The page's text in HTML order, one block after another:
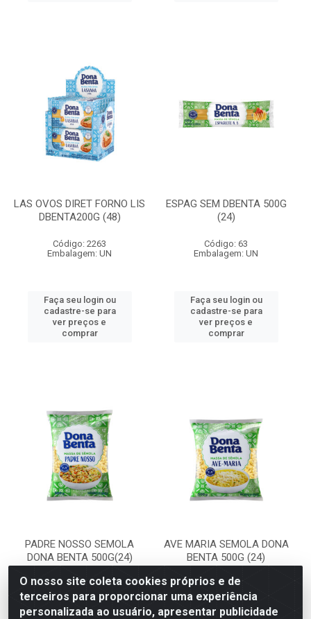
LAS OVOS DIRET FORNO LIS
DBENTA200G (48)
Código: 2263
Embalagem: UN
Faça seu login ou
cadastre-se para
ver preços e
comprar
ESPAG SEM DBENTA 500G
(24)
Código: 63
Embalagem: UN
Faça seu login ou
cadastre-se para
ver preços e
comprar
PADRE NOSSO SEMOLA
DONA BENTA 500G(24)
Código: 263700
Embalagem: UN
AVE MARIA SEMOLA DONA
BENTA 500G (24)
Código: 500
Embalagem: UN
O nosso site coleta cookies próprios e de
terceiros para proporcionar uma experiência
personalizada ao usuário, apresentar publicidade